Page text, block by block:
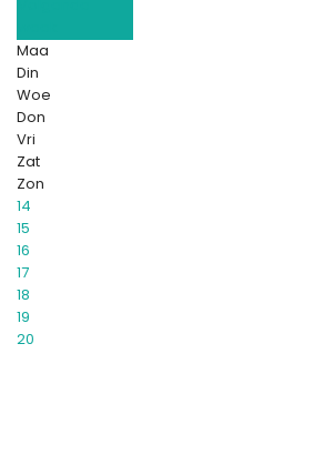
Maa
Din
Woe
Don
Vri
Zat
Zon
14
15
16
17
18
19
20